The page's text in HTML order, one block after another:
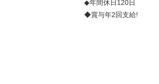
◆年間休日120日
◆賞与年2回支給!